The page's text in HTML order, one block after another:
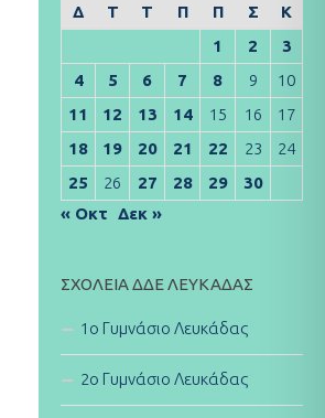
Δ
Τ Τ Π Π Σ
Κ
1
2
3
4
5 6 7 8 9
10
11
12 13 14 15 16
17
18
19 20 21 22 23
24
25
26 27 28 29
30
« Οκτ Δεκ »
ΣΧΟΛΕΊΑ ΔΔΕ ΛΕΥΚΆΔΑΣ
1ο Γυμνάσιο Λευκάδας
2ο Γυμνάσιο Λευκάδας